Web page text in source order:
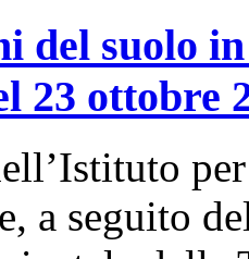
del suolo
23 ottobre
a seguito